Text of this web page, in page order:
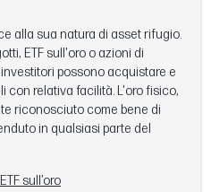
alla sua natura di asset rifugio.
ETF sull'oro o azioni di
possono acquistare e
con relativa facilità. L'oro fisico,
riconosciuto come bene di
in qualsiasi parte del
sull’oro